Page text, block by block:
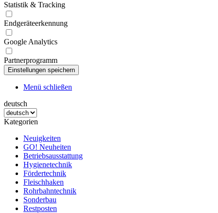
Statistik & Tracking
Endgeräteerkennung
Google Analytics
Partnerprogramm
Menü schließen
deutsch
Kategorien
Neuigkeiten
GO! Neuheiten
Betriebsausstattung
Hygienetechnik
Fördertechnik
Fleischhaken
Rohrbahntechnik
Sonderbau
Restposten